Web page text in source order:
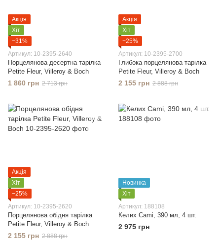
Акція
Хіт
−31%
Артикул: 10-2395-2640
Порцелянова десертна тарілка
Petite Fleur, Villeroy & Boch
1 860 грн 2 713 грн
Акція
Хіт
−25%
Артикул: 10-2395-2700
Глибока порцелянова тарілка
Petite Fleur, Villeroy & Boch
2 155 грн 2 888 грн
Акція
Хіт
−25%
Артикул: 10-2395-2620
Порцелянова обідня тарілка
Petite Fleur, Villeroy & Boch
2 155 грн 2 888 грн
Новинка
Хіт
Артикул: 188108
Келих Cami, 390 мл, 4 шт.
2 975 грн